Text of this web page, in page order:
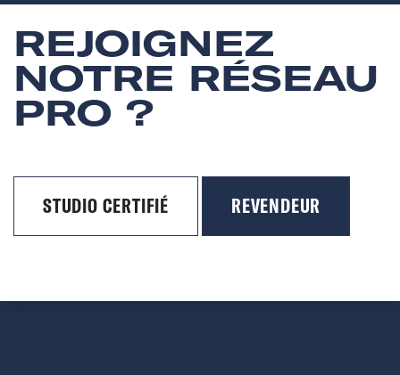
REJOIGNEZ
NOTRE RÉSEAU
PRO ?
STUDIO CERTIFIÉ REVENDEUR